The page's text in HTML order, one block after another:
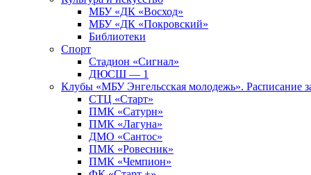
МБУ «ДК «Восход»
МБУ «ДК «Покровский»
Библиотеки
Спорт
Стадион «Сигнал»
ДЮСШ — 1
Клубы «МБУ Энгельсская молодежь». Расписание
СТЦ «Старт»
ПМК «Сатурн»
ПМК «Лагуна»
ДМО «Сантос»
ПМК «Ровесник»
ПМК «Чемпион»